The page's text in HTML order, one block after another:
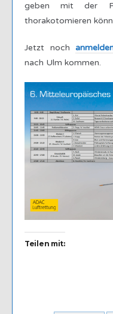
geben mit der
thorakotomieren
Jetzt noch
nach Ulm kommen.
Teilen mit: